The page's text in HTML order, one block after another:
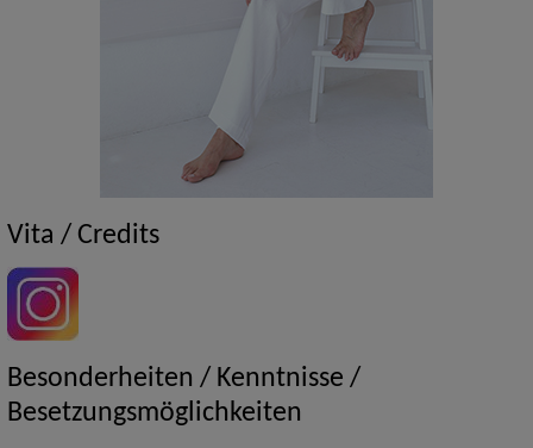
Vita / Credits
Besonderheiten / Kenntnisse /
Besetzungsmöglichkeiten